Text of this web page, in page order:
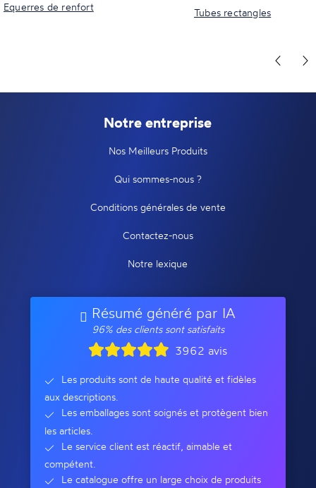
Equerres de renfort Tubes rectangles
Notre entreprise
Nos Meilleurs Produits
Qui sommes-nous ?
Conditions générales de vente
Contactez-nous
Notre lexique
Résumé généré par IA
96% des clients sont satisfaits
3962 avis
Les produits sont de haute qualité et fidèles
aux descriptions.
Les emballages sont soignés et protègent bien
les articles.
Le service client est réactif, aimable et
compétent.
Le catalogue offre un large choix de produits